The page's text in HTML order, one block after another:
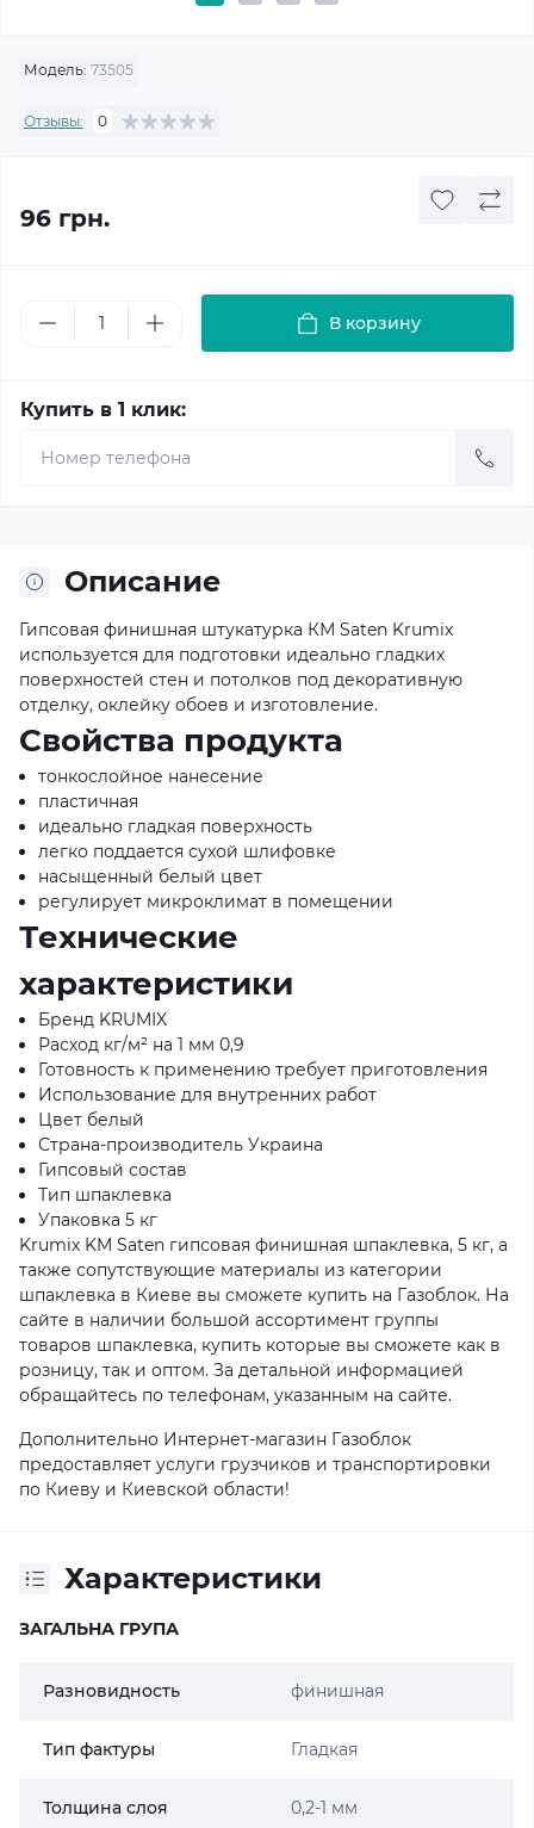
Модель: 73505
Отзывы: 0
96 грн.
В корзину
Купить в 1 клик:
Описание
Гипсовая финишная штукатурка КМ Saten Krumix
используется для подготовки идеально гладких
поверхностей стен и потолков под декоративную
отделку, оклейку обоев и изготовление.
Свойства продукта
тонкослойное нанесение
пластичная
идеально гладкая поверхность
легко поддается сухой шлифовке
насыщенный белый цвет
регулирует микроклимат в помещении
Технические
характеристики
Бренд KRUMIX
Расход кг/м² на 1 мм 0,9
Готовность к применению требует приготовления
Использование для внутренних работ
Цвет белый
Страна-производитель Украина
Гипсовый состав
Тип шпаклевка
Упаковка 5 кг
Krumix KM Saten гипсовая финишная шпаклевка, 5 кг, а
также сопутствующие материалы из категории
шпаклевка в Киеве вы сможете купить на Газоблок. На
сайте в наличии большой ассортимент группы
товаров шпаклевка, купить которые вы сможете как в
розницу, так и оптом. За детальной информацией
обращайтесь по телефонам, указанным на сайте.
Дополнительно Интернет-магазин Газоблок
предоставляет услуги грузчиков и транспортировки
по Киеву и Киевской области!
Характеристики
ЗАГАЛЬНА ГРУПА
Разновидность финишная
Тип фактуры Гладкая
Толщина слоя 0,2-1 мм